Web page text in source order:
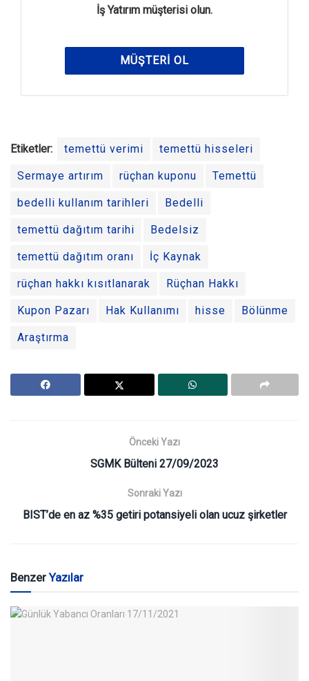
İş Yatırım müşterisi olun.
MÜŞTERI OL
Etiketler: temettü verimi temettü hisseleri
Sermaye artırım rüçhan kuponu Temettü
bedelli kullanım tarihleri Bedelli
temettü dağıtım tarihi Bedelsiz
temettü dağıtım oranı İç Kaynak
rüçhan hakkı kısıtlanarak Rüçhan Hakkı
Kupon Pazarı Hak Kullanımı hisse Bölünme
Araştırma
Önceki Yazı
SGMK Bülteni 27/09/2023
Sonraki Yazı
BIST’de en az %35 getiri potansiyeli olan ucuz şirketler
BenzerYazılar